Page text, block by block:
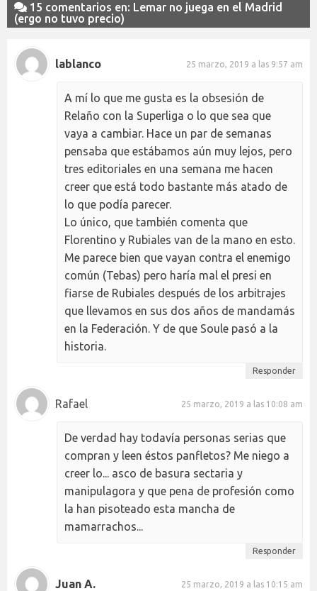
15 comentarios en: Lemar no juega en el Madrid
(ergo no tuvo precio)
lablanco 25 marzo, 2019 a las 9:57 am
A mí lo que me gusta es la obsesión de
Relaño con la Superliga o lo que sea que
vaya a cambiar. Hace un par de semanas
pensaba que estábamos aún muy lejos, pero
tres editoriales en una semana me hacen
creer que está todo bastante más atado de
lo que podía parecer.
Lo único, que también comenta que
Florentino y Rubiales van de la mano en esto.
Me parece bien que vayan contra el enemigo
común (Tebas) pero haría mal el presi en
fiarse de Rubiales después de los arbitrajes
que llevamos en sus dos años de mandamás
en la Federación. Y de que Soule pasó a la
historia.
Responder
Rafael 25 marzo, 2019 a las 10:08 am
De verdad hay todavía personas serias que
compran y leen éstos panfletos? Me niego a
creer lo... asco de basura sectaria y
manipulagora y que pena de profesión como
la han pisoteado esta mancha de
mamarrachos...
Responder
Juan A. 25 marzo, 2019 a las 10:15 am